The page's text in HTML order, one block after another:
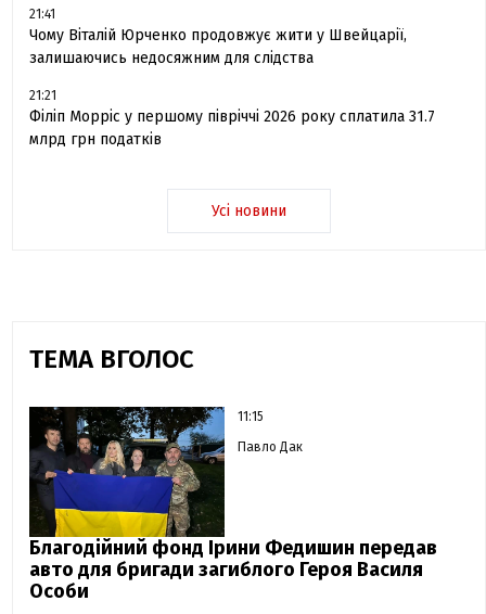
21:41
Чому Віталій Юрченко продовжує жити у Швейцарії,
залишаючись недосяжним для слідства
21:21
Філіп Морріс у першому півріччі 2026 року сплатила 31.7
млрд грн податків
Усі новини
ТЕМА ВГОЛОС
11:15
Павло Дак
Благодійний фонд Ірини Федишин передав
авто для бригади загиблого Героя Василя
Особи